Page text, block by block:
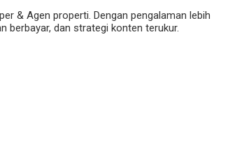
& Agen properti. Dengan pengalaman lebih
berbayar, dan strategi konten terukur.